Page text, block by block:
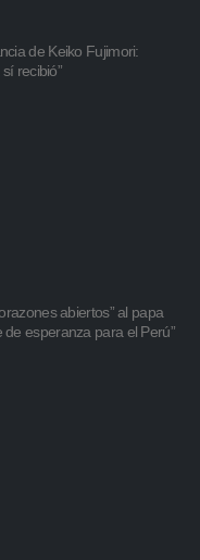
de Keiko Fujimori:
recibió”
abiertos” al papa
de esperanza para el Perú”